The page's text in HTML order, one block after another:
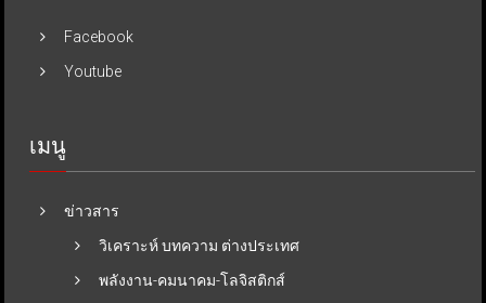
Facebook
Youtube
เมนู
ข่าวสาร
วิเคราะห์ บทความ ต่างประเทศ
พลังงาน-คมนาคม-โลจิสติกส์